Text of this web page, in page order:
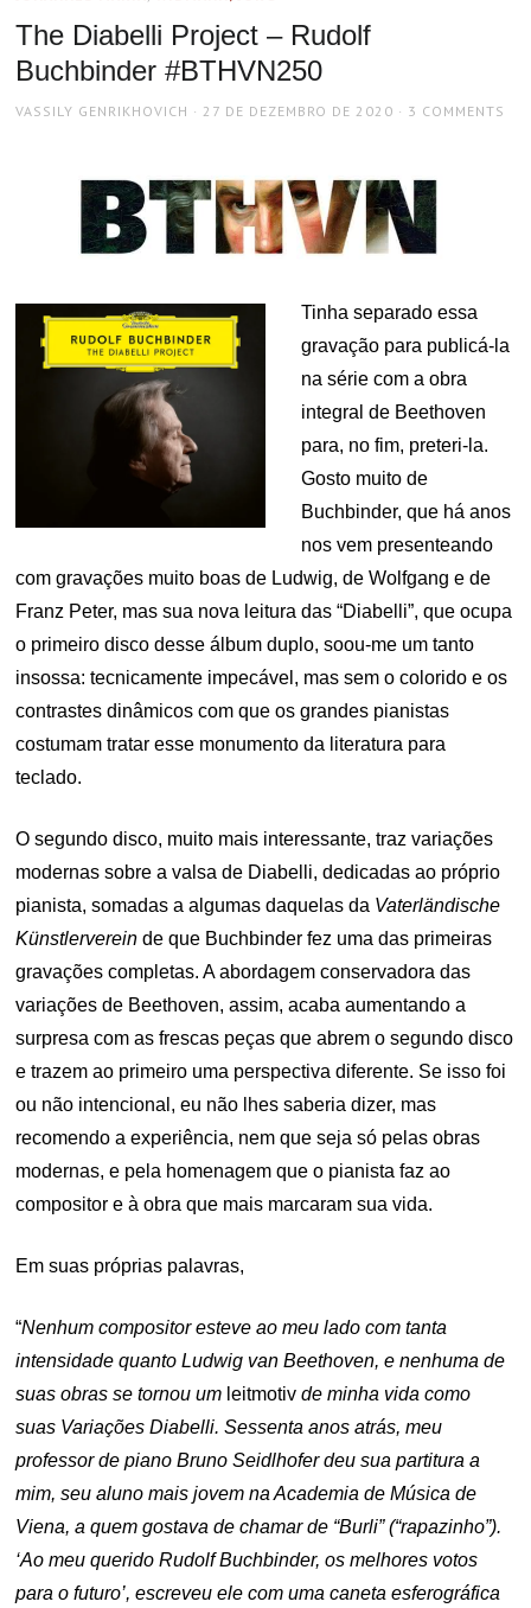
The Diabelli Project – Rudolf
Buchbinder #BTHVN250
AUTHOR
VASSILY GENRIKHOVICH
POSTED
27 DE DEZEMBRO DE 2020 3 COMMENTS
Tinha separado essa
gravação para publicá-la
na série com a obra
integral de Beethoven
para, no fim, preteri-la.
Gosto muito de
Buchbinder, que há anos
nos vem presenteando
com gravações muito boas de Ludwig, de Wolfgang e de
Franz Peter, mas sua nova leitura das “Diabelli”, que ocupa
o primeiro disco desse álbum duplo, soou-me um tanto
insossa: tecnicamente impecável, mas sem o colorido e os
contrastes dinâmicos com que os grandes pianistas
costumam tratar esse monumento da literatura para
teclado.
O segundo disco, muito mais interessante, traz variações
modernas sobre a valsa de Diabelli, dedicadas ao próprio
pianista, somadas a algumas daquelas da Vaterländische
Künstlerverein de que Buchbinder fez uma das primeiras
gravações completas. A abordagem conservadora das
variações de Beethoven, assim, acaba aumentando a
surpresa com as frescas peças que abrem o segundo disco
e trazem ao primeiro uma perspectiva diferente. Se isso foi
ou não intencional, eu não lhes saberia dizer, mas
recomendo a experiência, nem que seja só pelas obras
modernas, e pela homenagem que o pianista faz ao
compositor e à obra que mais marcaram sua vida.
Em suas próprias palavras,
“Nenhum compositor esteve ao meu lado com tanta
intensidade quanto Ludwig van Beethoven, e nenhuma de
suas obras se tornou um leitmotiv de minha vida como
suas Variações Diabelli. Sessenta anos atrás, meu
professor de piano Bruno Seidlhofer deu sua partitura a
mim, seu aluno mais jovem na Academia de Música de
Viena, a quem gostava de chamar de “Burli” (“rapazinho”).
‘Ao meu querido Rudolf Buchbinder, os melhores votos
para o futuro’, escreveu ele com uma caneta esferográfica